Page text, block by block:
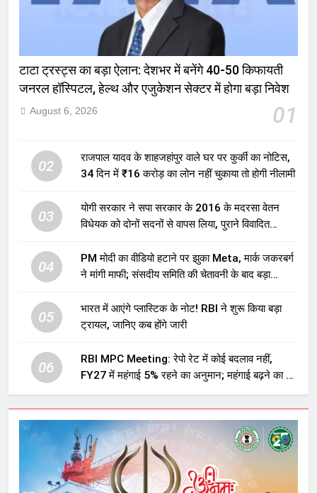
टाटा ट्रस्ट्स का बड़ा ऐलान: देशभर में बनेंगे 40-50 किफायती
जनरल हॉस्पिटल, हेल्थ और एजुकेशन सेक्टर में होगा बड़ा निवेश
01
August 6, 2026
02
राजपाल यादव के शाहजहांपुर वाले घर पर कुर्की का नोटिस,
34 दिन में ₹16 करोड़ का लोन नहीं चुकाया तो होगी नीलामी
03
योगी सरकार ने सपा सरकार के 2016 के मदरसा वेतन
विधेयक को दोनों सदनों से वापस लिया, पुराने विवादित
04
PM मोदी का वीडियो हटाने पर झुका Meta, मार्क जकरबर्ग
ने मांगी माफी; संसदीय समिति की चेतावनी के बाद बड़ा
05
भारत में आएंगे प्लास्टिक के नोट! RBI ने शुरू किया बड़ा
ट्रायल, जानिए कब होंगे जारी
06
RBI MPC Meeting: रेपो रेट में कोई बदलाव नहीं,
FY27 में महंगाई 5% रहने का अनुमान; महंगाई बढ़ने का भी
अलर्ट